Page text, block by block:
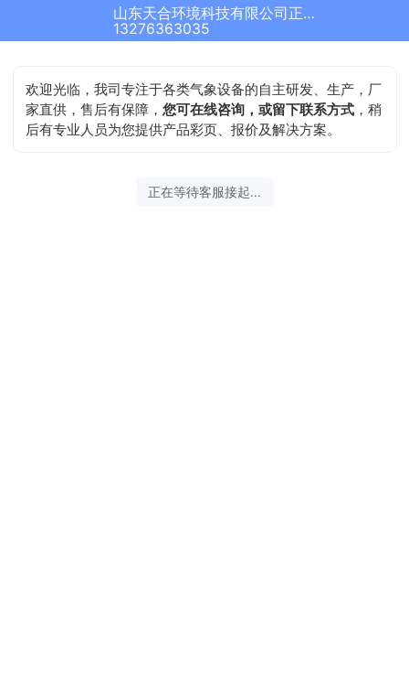
山东天合环境科技有限公司正在为您服务
13276363035
欢迎光临，我司专注于各类气象设备的自主研发、生产，厂
家直供，售后有保障，您可在线咨询，或留下联系方式 ，稍
后有专业人员为您提供产品彩页、报价及解决方案。
正在等待客服接起...